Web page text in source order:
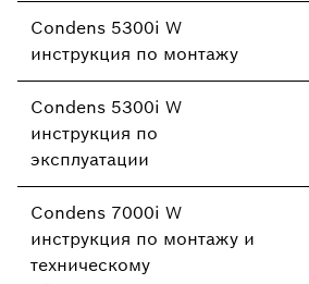
Condens 5300i W
инструкция по монтажу
Condens 5300i W
инструкция по
эксплуатации
Condens 7000i W
инструкция по монтажу и
техническому